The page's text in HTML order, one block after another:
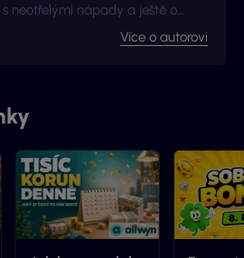
neotřelými nápady a ještě o
a získávám nové zkušenosti. I to
Vyhraj.cz navázali kontakt -
Více o autorovi